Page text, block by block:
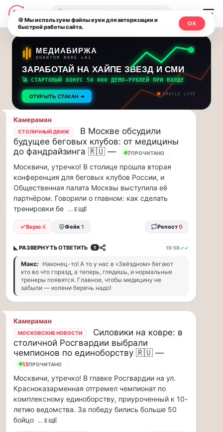
Последние
новости
обновления
потока:
Друзья,
приглашаем
на
музыкальную
прогулку
по
Москве
Чайковского!…
Друзья,
приглашаем
на
прогулку
по
Москве
16.08
|
16:00
—
один
из
самых
исповедальных
русских
композиторов,
чья
музыка
стала
ча...
Москвичи.net
—
Главный
столичный
чат-
мессенджер,
новости
и
инсайды
Москвы
🔍
МЕДИАБИРЖА
QUANTUM NODE v41
ЗАРАБОТАЙ НА ХАЙПЕ ЗВЕЗД И СМИ
🚀 СТАРТОВЫЙ БОНУС 50 000 ДЕМО-РУБЛЕЙ ПРИ ВХОДЕ
ОТКРЫТЬ СТАКАН ➔ ORACLE LIVE
Камераман
СТОЛИЧНЫЙ ДВИЖ
В Москве обсудили
будущее беговых клубов: от медицины
до фандрайзинга 🇷🇺 —
8ПРОЧИТАНО
Москвичи, утречко! В столице прошла вторая
конференция для беговых клубов России, и
Общественная палата Москвы выступила её
партнёром. Говорили о главном: как сделать
тренировки бе ... ЕЩЁ
Верю4 Фейк1 Репост0
◣ РАЗВЕРНУТЬОТВЕТИТЬ 1 19:58✓✓
Макс: Наконец-то! А то у нас в «Звёздном» бегают
кто во что горазд, а теперь, глядишь, и нормальные
тренеры появятся. Главное, чтобы медицину не
забыли — колени беречь надо!
Камераман
МОСКОВСКИЕ НОВОСТИ
Силовики на ковре: в
столичной Росгвардии выбрали
чемпионов по единоборству 🇷🇺 —
13ПРОЧИТАНО
Москвичи, утречко! В главке Росгвардии на ул.
Красноказарменная отгремел чемпионат по
комплексному единоборству, приуроченный к 10-
летию ведомства. За победу бились больше 50
бойцо
... ЕЩЁ
🍪 Мы используем файлы куки для авторизации и
быстрой работы сайта.
ОК